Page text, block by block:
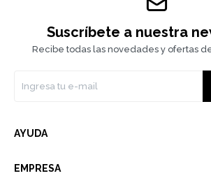
Suscríbete a nuestra
Recibe todas las novedades y ofertas
AYUDA
EMPRESA